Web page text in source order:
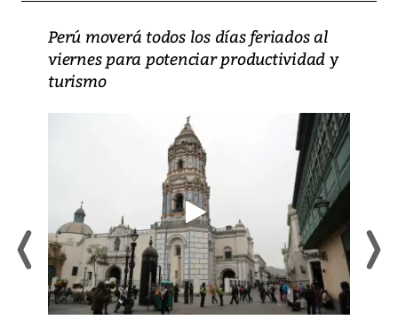
Perú moverá todos los días feriados al
viernes para potenciar productividad y
turismo